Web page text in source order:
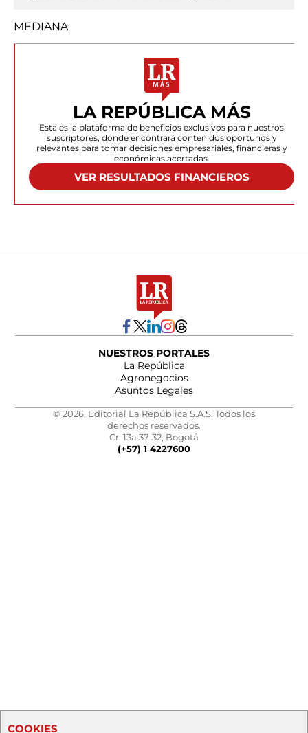
MEDIANA
LA REPÚBLICA MÁS
Esta es la plataforma de beneficios exclusivos para nuestros
suscriptores, donde encontrará contenidos oportunos y
relevantes para tomar decisiones empresariales, financieras y
económicas acertadas.
VER RESULTADOS FINANCIEROS
NUESTROS PORTALES
La República
Agronegocios
Asuntos Legales
© 2026, Editorial La República S.A.S. Todos los
derechos reservados.
Cr. 13a 37-32, Bogotá
(+57) 1 4227600
COOKIES